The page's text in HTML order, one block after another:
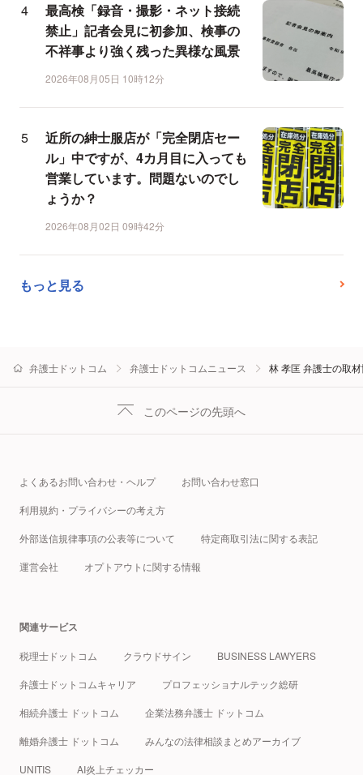
最高検「録音・撮影・ネット接続
禁止」記者会見に初参加、検事の
不祥事より強く残った異様な風景
2026年08月05日 10時12分
近所の紳士服店が「完全閉店セー
ル」中ですが、4カ月目に入っても
営業しています。問題ないのでし
ょうか？
2026年08月02日 09時42分
もっと見る
弁護士ドットコム 弁護士ドットコムニュース 林 孝匡 弁護士の取
このページの先頭へ
よくあるお問い合わせ・ヘルプ お問い合わせ窓口
利用規約・プライバシーの考え方
外部送信規律事項の公表等について 特定商取引法に関する表記
運営会社 オプトアウトに関する情報
関連サービス
税理士ドットコム クラウドサイン BUSINESS LAWYERS
弁護士ドットコムキャリア プロフェッショナルテック総研
相続弁護士 ドットコム 企業法務弁護士 ドットコム
離婚弁護士 ドットコム みんなの法律相談まとめアーカイブ
UNITIS AI炎上チェッカー